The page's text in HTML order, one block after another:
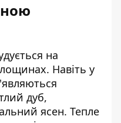
на
Навіть у
дуб,
ясен. Тепле